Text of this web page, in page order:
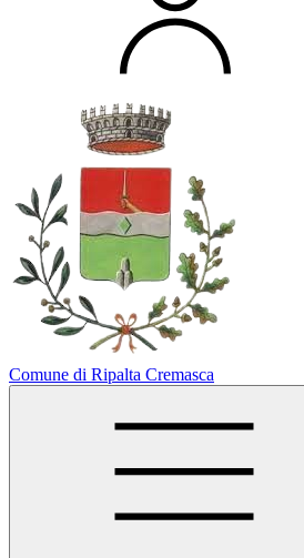
Comune di Ripalta Cremasca